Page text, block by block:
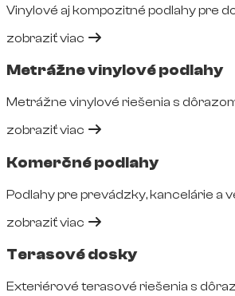
Vinylové aj kompozitné podlahy pre
zobraziť viac
Metrážne vinylové podlahy
Metrážne vinylové riešenia s
zobraziť viac
Komerčné podlahy
Podlahy pre prevádzky, kancelárie a
zobraziť viac
Terasové dosky
Exteriérové terasové riešenia s